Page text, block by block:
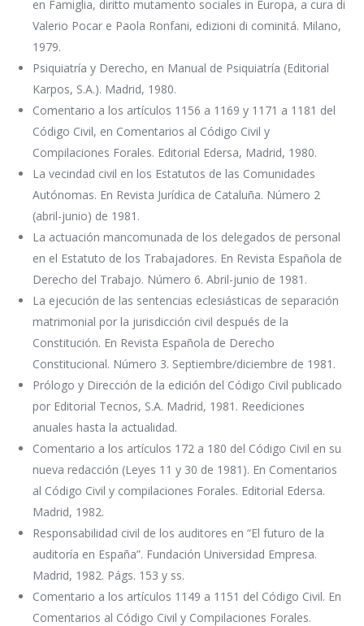
en Famiglia, diritto mutamento sociales in Europa, a cura di
Valerio Pocar e Paola Ronfani, edizioni di cominitá. Milano,
1979.
Psiquiatría y Derecho, en Manual de Psiquiatría (Editorial
Karpos, S.A.). Madrid, 1980.
Comentario a los artículos 1156 a 1169 y 1171 a 1181 del
Código Civil, en Comentarios al Código Civil y
Compilaciones Forales. Editorial Edersa, Madrid, 1980.
La vecindad civil en los Estatutos de las Comunidades
Autónomas. En Revista Jurídica de Cataluña. Número 2
(abril-junio) de 1981.
La actuación mancomunada de los delegados de personal
en el Estatuto de los Trabajadores. En Revista Española de
Derecho del Trabajo. Número 6. Abril-junio de 1981.
La ejecución de las sentencias eclesiásticas de separación
matrimonial por la jurisdicción civil después de la
Constitución. En Revista Española de Derecho
Constitucional. Número 3. Septiembre/diciembre de 1981.
Prólogo y Dirección de la edición del Código Civil publicado
por Editorial Tecnos, S.A. Madrid, 1981. Reediciones
anuales hasta la actualidad.
Comentario a los artículos 172 a 180 del Código Civil en su
nueva redacción (Leyes 11 y 30 de 1981). En Comentarios
al Código Civil y compilaciones Forales. Editorial Edersa.
Madrid, 1982.
Responsabilidad civil de los auditores en “El futuro de la
auditoría en España”. Fundación Universidad Empresa.
Madrid, 1982. Págs. 153 y ss.
Comentario a los artículos 1149 a 1151 del Código Civil. En
Comentarios al Código Civil y Compilaciones Forales.